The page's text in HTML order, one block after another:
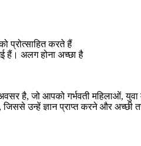
प्रोत्साहित करते हैं
हैं। अलग होना अच्छा है
है, जो आपको गर्भवती महिलाओं,
जिससे उन्हें ज्ञान प्राप्त करने और